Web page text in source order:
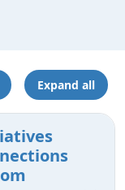
Expand all